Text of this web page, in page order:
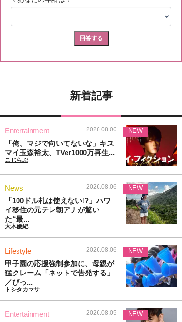
新着記事
Entertainment 2026.08.06
「俺、マジで向いてないな」キス
マイ玉森裕太、TVer1000万再生...
こじらぶ
NEW
News 2026.08.06
「100ドル札は使えない!?」ハワ
イ移住の元テレ朝アナが驚い
た“最...
大木優紀
NEW
Lifestyle 2026.08.06
甲子園の応援強制参加に、母親が
猛クレーム「ネットで告発する」
／びっ...
トシタカマサ
NEW
Entertainment 2026.08.05 NEW